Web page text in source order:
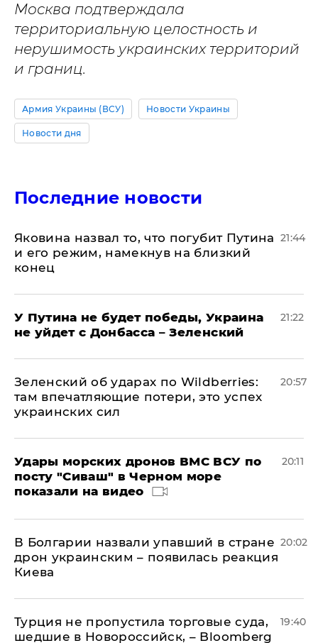
Москва подтверждала
территориальную целостность и
нерушимость украинских территорий
и границ.
Армия Украины (ВСУ) Новости Украины
Новости дня
Последние новости
Яковина назвал то, что погубит Путина
и его режим, намекнув на близкий
конец
21:44
У Путина не будет победы, Украина
не уйдет с Донбасса – Зеленский
21:22
Зеленский об ударах по Wildberries:
там впечатляющие потери, это успех
украинских сил
20:57
Удары морских дронов ВМС ВСУ по
посту "Сиваш" в Черном море
показали на видео
20:11
В Болгарии назвали упавший в стране
дрон украинским – появилась реакция
Киева
20:02
Турция не пропустила торговые суда,
шедшие в Новороссийск, – Bloomberg
19:40